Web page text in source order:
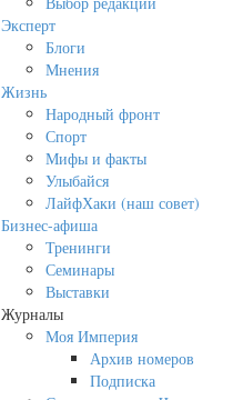
Эксперт
Блоги
Мнения
Жизнь
Народный фронт
Спорт
Мифы и факты
Улыбайся
ЛайфХаки (наш совет)
Бизнес-афиша
Тренинги
Семинары
Выставки
Журналы
Моя Империя
Архив номеров
Подписка